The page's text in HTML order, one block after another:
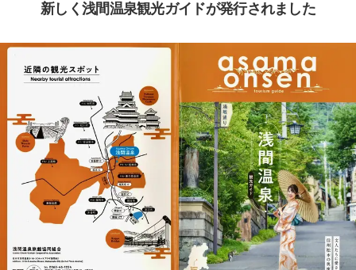
新しく浅間温泉観光ガイドが発行されました